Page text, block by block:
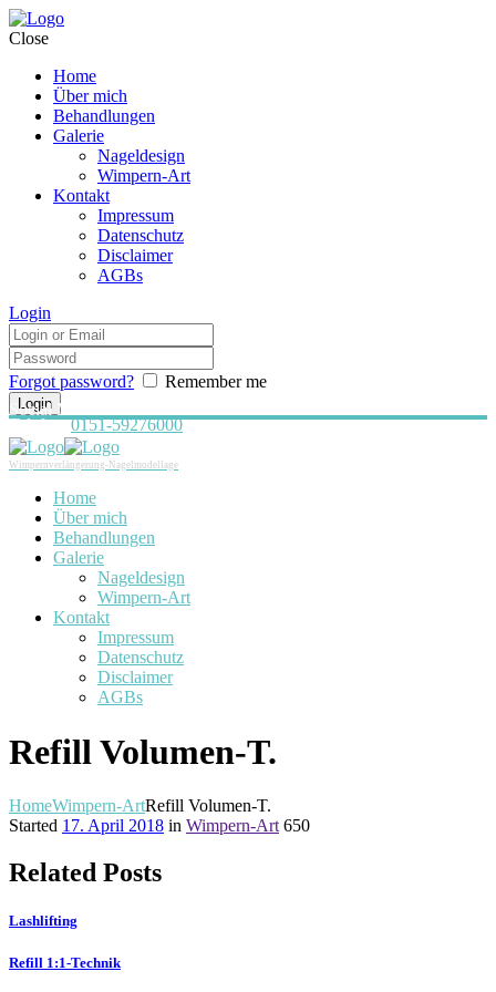
Close
Home
Über mich
Behandlungen
Galerie
Nageldesign
Wimpern-Art
Kontakt
Impressum
Datenschutz
Disclaimer
AGBs
Login
Forgot password? Remember me
Telefon:0151-59276000
Social Media:
Wimpernverlängerung-Nagelmodellage
Home
Über mich
Behandlungen
Galerie
Nageldesign
Wimpern-Art
Kontakt
Impressum
Datenschutz
Disclaimer
AGBs
Refill Volumen-T.
HomeWimpern-ArtRefill Volumen-T.
Started 17. April 2018 in Wimpern-Art 650
Related Posts
Lashlifting
Refill 1:1-Technik